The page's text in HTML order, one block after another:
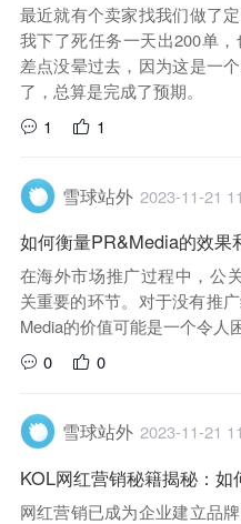
最近就有个卖家找我们做了
我下了死任务一天出200单
差点没晕过去，因为这是一
了，总算是完成了预期。
1
1
雪球站外 2023-11-21
如何衡量PR&Media的效果
在海外市场推广过程中，公
关重要的环节。对于没有推
Media的价值可能是一个令人
0
0
雪球站外 2023-11-21
KOL网红营销秘籍揭秘：如
网红营销已成为企业建立品